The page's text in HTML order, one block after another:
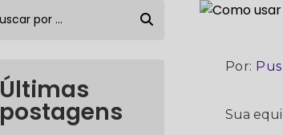
Últimas
postagens
Por:
Sua